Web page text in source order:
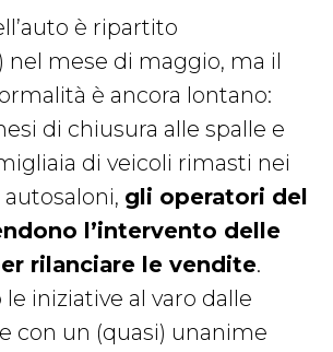
è ripartito
mese di maggio, ma il
è ancora lontano:
di chiusura alle spalle e
di veicoli rimasti nei
gli operatori del
l’intervento delle
rilanciare le vendite.
le iniziative al varo dalle
con un (quasi) unanime